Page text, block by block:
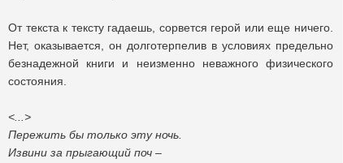
От текста к тексту гадаешь, сорвется герой или еще ничего.
Нет, оказывается, он долготерпелив в условиях предельно
безнадежной книги и неизменно неважного физического
состояния.
<...>
Пережить бы только эту ночь.
Извини за прыгающий поч –